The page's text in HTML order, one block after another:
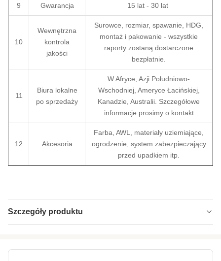
9 Gwarancja 15 lat - 30 lat
10
Wewnętrzna
kontrola
jakości
Surowce, rozmiar, spawanie, HDG,
montaż i pakowanie - wszystkie
raporty zostaną dostarczone
bezpłatnie.
11
Biura lokalne
po sprzedaży
W Afryce, Azji Południowo-
Wschodniej, Ameryce Łacińskiej,
Kanadzie, Australii. Szczegółowe
informacje prosimy o kontakt
12 Akcesoria
Farba, AWL, materiały uziemiające,
ogrodzenie, system zabezpieczający
przed upadkiem itp.
Szczegóły produktu
Material: GB Q235 lub Q355